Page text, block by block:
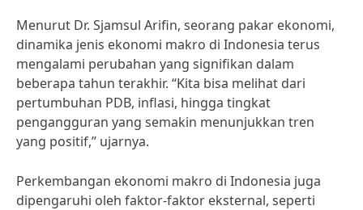
Menurut Dr. Sjamsul Arifin, seorang pakar ekonomi,
dinamika jenis ekonomi makro di Indonesia terus
mengalami perubahan yang signifikan dalam
beberapa tahun terakhir. “Kita bisa melihat dari
pertumbuhan PDB, inflasi, hingga tingkat
pengangguran yang semakin menunjukkan tren
yang positif,” ujarnya.
Perkembangan ekonomi makro di Indonesia juga
dipengaruhi oleh faktor-faktor eksternal, seperti